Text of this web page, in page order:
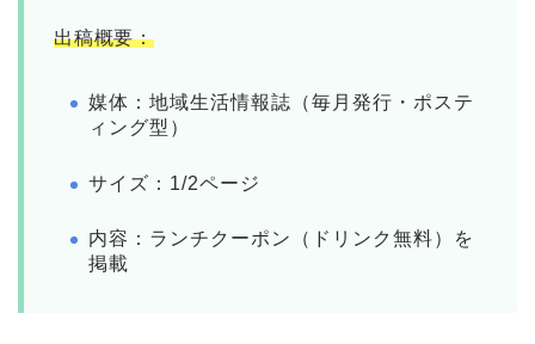
出稿概要：
媒体：地域生活情報誌（毎月発行・ポステ
ィング型）
サイズ：1/2ページ
内容：ランチクーポン（ドリンク無料）を
掲載